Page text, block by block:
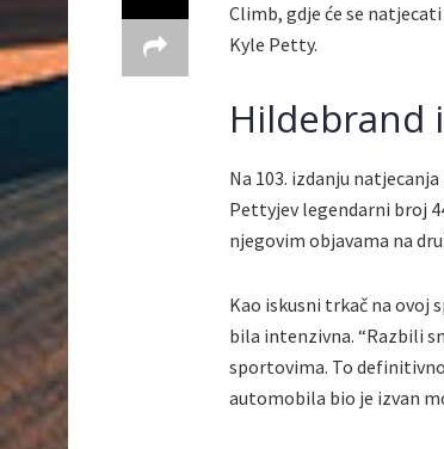
Climb, gdje će se
Kyle Petty.
Hildebrand
Na 103. izdanju
Pettyjev legendarni broj
njegovim objavama na
Kao iskusni trkač na ovoj
bila intenzivna. “Razbili
sportovima. To
automobila bio je izvan